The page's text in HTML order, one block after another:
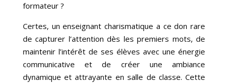
formateur ?
Certes, un enseignant charismatique a ce don rare
de capturer l’attention dès les premiers mots, de
maintenir l’intérêt de ses élèves avec une énergie
communicative et de créer une ambiance
dynamique et attrayante en salle de classe. Cette